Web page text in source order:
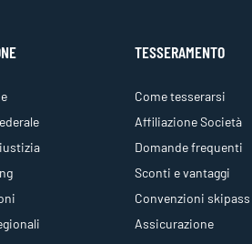
TESSERAMENTO
Come tesserarsi
Affiliazione Società
Domande frequenti
Sconti e vantaggi
Convenzioni skipass
Assicurazione